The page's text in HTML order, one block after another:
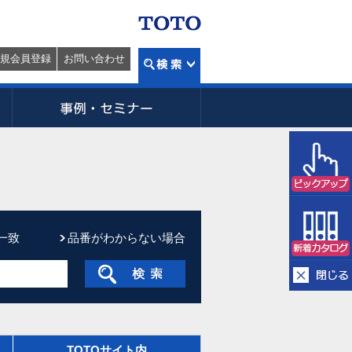
会員登録 お問い合わせ
致 品番がわからない場合